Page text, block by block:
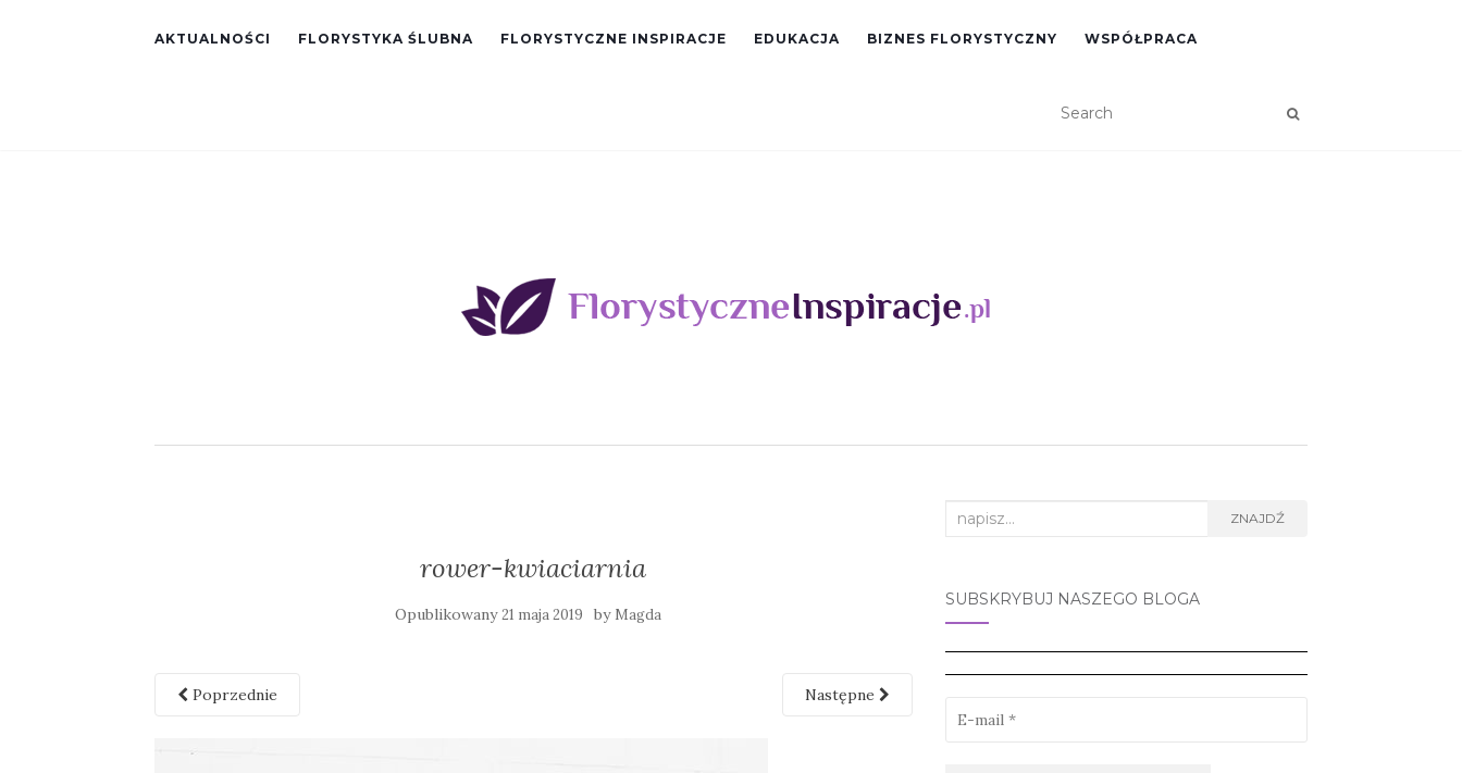
AKTUALNOŚCI FLORYSTYKA ŚLUBNA FLORYSTYCZNE INSPIRACJE EDUKACJA BIZNES FLORYSTYCZNY WSPÓŁPRACA
rower-kwiaciarnia
Opublikowany21 maja 2019 by Magda
Poprzednie Następne
Search
ZNAJDŹ
SUBSKRYBUJ NASZEGO BLOGA